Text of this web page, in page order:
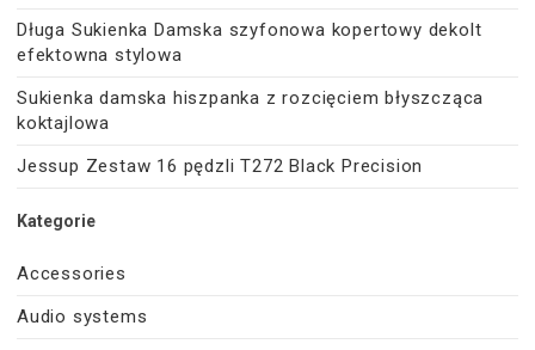
Długa Sukienka Damska szyfonowa kopertowy dekolt
efektowna stylowa
Sukienka damska hiszpanka z rozcięciem błyszcząca
koktajlowa
Jessup Zestaw 16 pędzli T272 Black Precision
Kategorie
Accessories
Audio systems